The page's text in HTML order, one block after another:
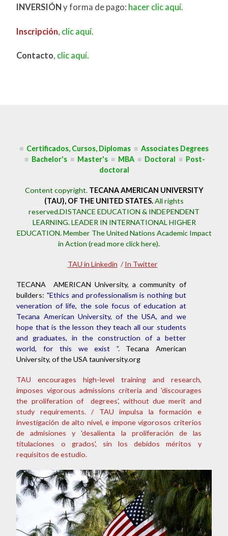
INVERSIÓN y forma de pago: hacer clic aquí.
Inscripción, clic aquí.
Contacto, clic aquí.
■ Certificados, Cursos, Diplomas ■ Associates Degrees
■ Bachelor's ■ Master's ■ MBA ■ Doctoral ■ Post-
doctoral
Content copyright. TECANA AMERICAN UNIVERSITY
(TAU), OF THE UNITED STATES.All rights
reserved.DISTANCE EDUCATION & INDEPENDENT
LEARNING. LEADER IN INTERNATIONAL HIGHER
EDUCATION.Member The United Nations Academic Impact
in Action (read more click here).
TAU in Linkedin /In Twitter
TECANA AMERICAN University, a community of
builders: "Ethics and professionalism is nothing but
veneration of life, the sole focus of education at
Tecana American University, of the USA, and we
hope that is the lesson they teach all our students
and graduates, in the construction of a better
world, for this we exist ”. Tecana American
University, of the USA tauniversity.org
TAU encourages high-level training and research,
imposes vigorous admissions criteria and 'discourages
the proliferation of degrees', without due merit and
study requirements. / TAU impulsa la formación e
investigación de alto nivel, e impone vigorosos criterios
de admisiones y 'desalienta la proliferación de las
titulaciones o grados', sin los debidos méritos y
requisitos de estudio.